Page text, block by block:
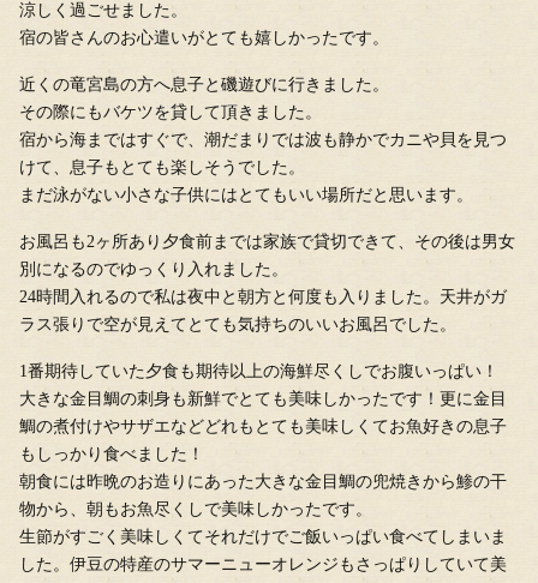
涼しく過ごせました。
宿の皆さんのお心遣いがとても嬉しかったです。
近くの竜宮島の方へ息子と磯遊びに行きました。
その際にもバケツを貸して頂きました。
宿から海まではすぐで、潮だまりでは波も静かでカニや貝を見つ
けて、息子もとても楽しそうでした。
まだ泳がない小さな子供にはとてもいい場所だと思います。
お風呂も2ヶ所あり夕食前までは家族で貸切できて、その後は男女
別になるのでゆっくり入れました。
24時間入れるので私は夜中と朝方と何度も入りました。天井がガ
ラス張りで空が見えてとても気持ちのいいお風呂でした。
1番期待していた夕食も期待以上の海鮮尽くしでお腹いっぱい！
大きな金目鯛の刺身も新鮮でとても美味しかったです！更に金目
鯛の煮付けやサザエなどどれもとても美味しくてお魚好きの息子
もしっかり食べました！
朝食には昨晩のお造りにあった大きな金目鯛の兜焼きから鯵の干
物から、朝もお魚尽くしで美味しかったです。
生節がすごく美味しくてそれだけでご飯いっぱい食べてしまいま
した。伊豆の特産のサマーニューオレンジもさっぱりしていて美